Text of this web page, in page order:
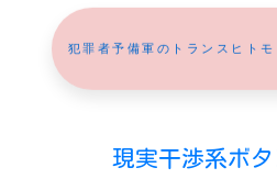
犯罪者予備軍のトランスヒト
現実干渉系ボ